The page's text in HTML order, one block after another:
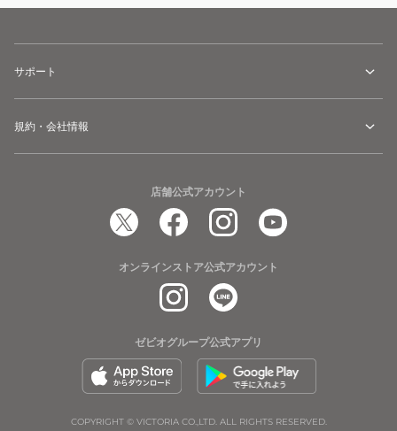
サポート
規約・会社情報
店舗公式アカウント
オンラインストア公式アカウント
ゼビオグループ公式アプリ
COPYRIGHT © VICTORIA CO.,LTD. ALL RIGHTS RESERVED.